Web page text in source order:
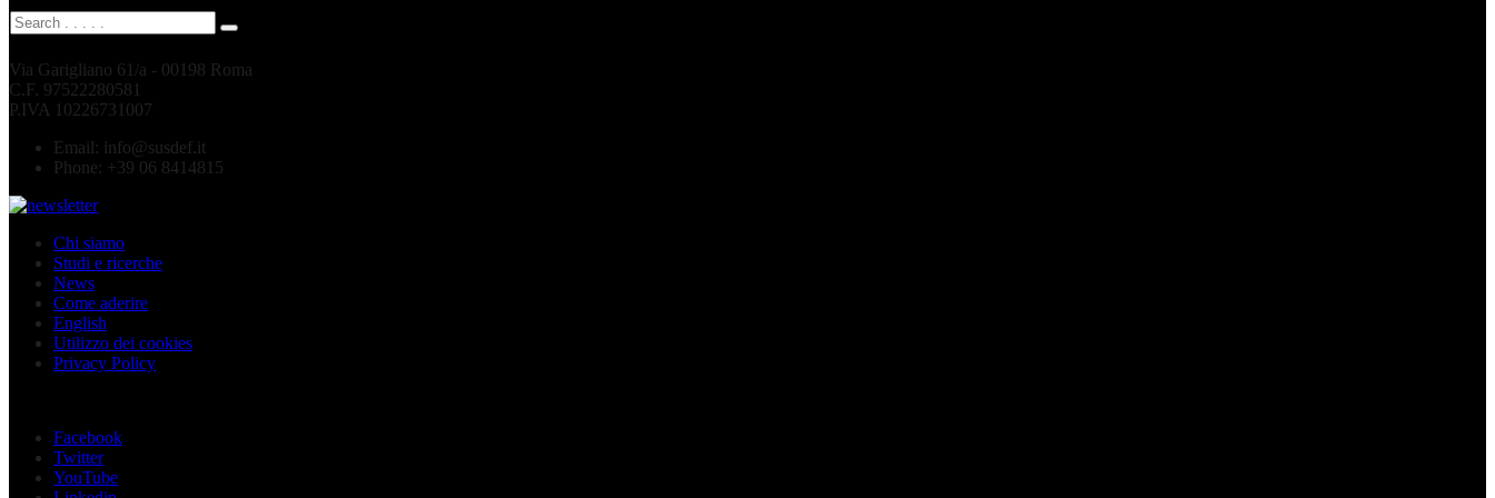
Via Garigliano 61/a - 00198 Roma
C.F. 97522280581
P.IVA 10226731007
Email: info@susdef.it
Phone: +39 06 8414815
Chi siamo
Studi e ricerche
News
Come aderire
English
Utilizzo dei cookies
Privacy Policy
Facebook
Twitter
YouTube